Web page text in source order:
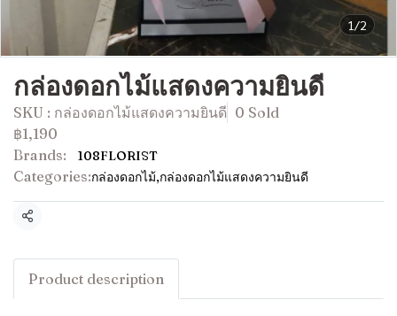
1/2
กล่องดอกไม้แสดงความยินดี
SKU : กล่องดอกไม้แสดงความยินดี 0 Sold
฿1,190
Brands:
108FLORIST
Categories:กล่องดอกไม้,กล่องดอกไม้แสดงความยินดี
Share
Product description